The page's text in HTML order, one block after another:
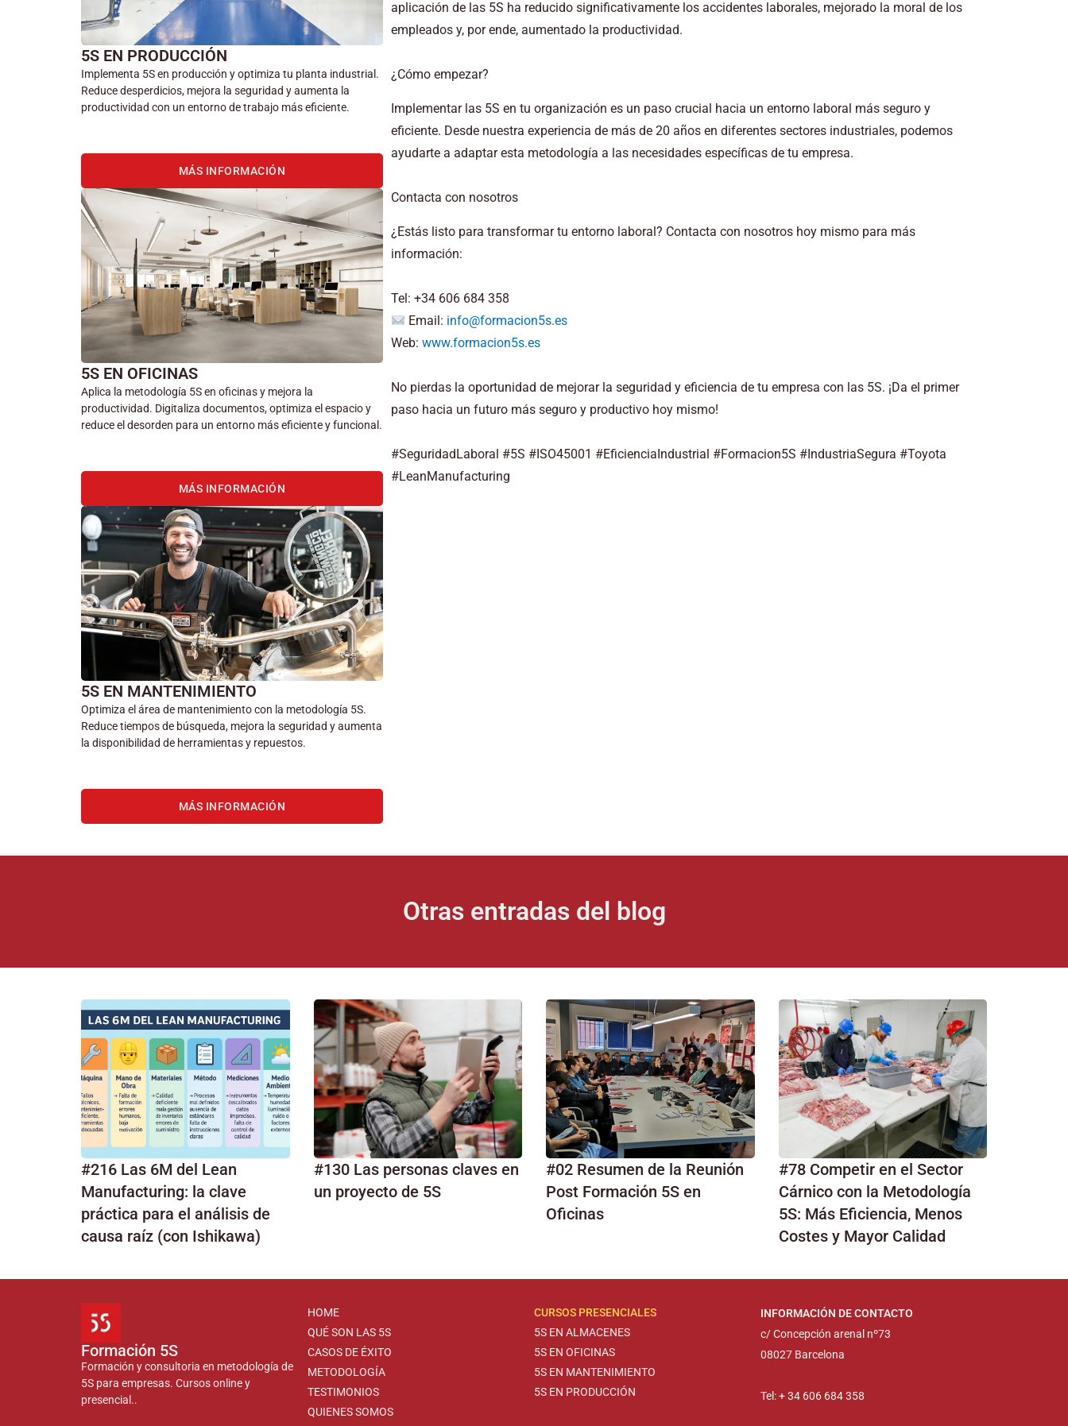
5S EN PRODUCCIÓN
Implementa 5S en producción y optimiza tu planta industrial.
Reduce desperdicios, mejora la seguridad y aumenta la
productividad con un entorno de trabajo más eficiente.
MÁS INFORMACIÓN
5S EN OFICINAS
Aplica la metodología 5S en oficinas y mejora la
productividad. Digitaliza documentos, optimiza el espacio y
reduce el desorden para un entorno más eficiente y funcional.
MÁS INFORMACIÓN
5S EN MANTENIMIENTO
Optimiza el área de mantenimiento con la metodología 5S.
Reduce tiempos de búsqueda, mejora la seguridad y aumenta
la disponibilidad de herramientas y repuestos.
MÁS INFORMACIÓN
aplicación de las 5S ha reducido significativamente los accidentes laborales, mejorado la moral de los
empleados y, por ende, aumentado la productividad.
¿Cómo empezar?
Implementar las 5S en tu organización es un paso crucial hacia un entorno laboral más seguro y
eficiente. Desde nuestra experiencia de más de 20 años en diferentes sectores industriales, podemos
ayudarte a adaptar esta metodología a las necesidades específicas de tu empresa.
Contacta con nosotros
¿Estás listo para transformar tu entorno laboral? Contacta con nosotros hoy mismo para más
información:
Tel: +34 606 684 358
Email: info@formacion5s.es
Web: www.formacion5s.es
No pierdas la oportunidad de mejorar la seguridad y eficiencia de tu empresa con las 5S. ¡Da el primer
paso hacia un futuro más seguro y productivo hoy mismo!
#SeguridadLaboral #5S #ISO45001 #EficienciaIndustrial #Formacion5S #IndustriaSegura #Toyota
#LeanManufacturing
Otras entradas del blog
#216 Las 6M del Lean
Manufacturing: la clave
práctica para el análisis de
causa raíz (con Ishikawa)
#130 Las personas claves en
un proyecto de 5S
#02 Resumen de la Reunión
Post Formación 5S en
Oficinas
#78 Competir en el Sector
Cárnico con la Metodología
5S: Más Eficiencia, Menos
Costes y Mayor Calidad
Formación 5S
Formación y consultoria en metodología de
5S para empresas. Cursos online y
presencial..
HOME
QUÉ SON LAS 5S
CASOS DE ÉXITO
METODOLOGÍA
TESTIMONIOS
QUIENES SOMOS
CURSOS PRESENCIALES
5S EN ALMACENES
5S EN OFICINAS
5S EN MANTENIMIENTO
5S EN PRODUCCIÓN
INFORMACIÓN DE CONTACTO
c/ Concepción arenal nº73
08027 Barcelona
Tel: + 34 606 684 358